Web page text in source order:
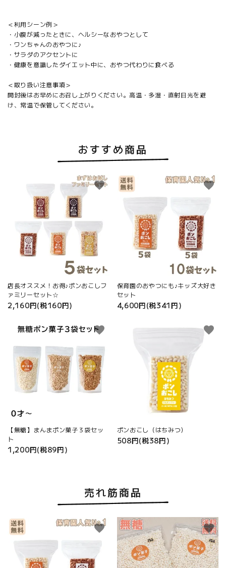
＜利用シーン例＞
・小腹が減ったときに、ヘルシーなおやつとして
・ワンちゃんのおやつに♪
・サラダのアクセントに
・健康を意識したダイエット中に、おやつ代わりに食べる
＜取り扱い注意事項＞
開封後はお早めにお召し上がりください。高温・多湿・直射日光を避
け、常温で保管してください。
おすすめ商品
店長オススメ！お得♪ポンおこしフ
ァミリーセット☆
2,160円(税160円)
favorite
保育園のおやつにも♪キッズ大好き
セット
4,600円(税341円)
favorite
【無糖】まんまポン菓子３袋セッ
ト
1,200円(税89円)
favorite
ポンおこし（はちみつ）
508円(税38円)
favorite
売れ筋商品
favorite favorite